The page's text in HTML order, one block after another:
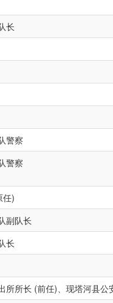
长
警察
警察
任)
副队长
长
所所长 (前任)、现塔河县公